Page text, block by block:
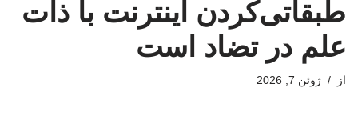
طبقاتی‌کردن اینترنت با ذات
علم در تضاد است
از ژوئن 7, 2026